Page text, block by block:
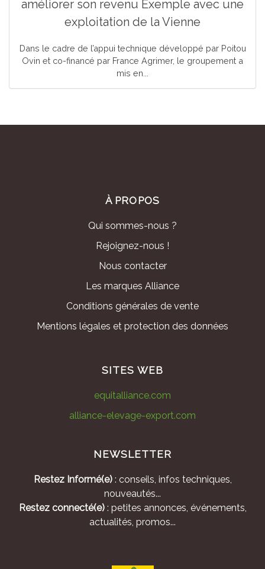
améliorer son revenu Exemple avec une
exploitation de la Vienne
Dans le cadre de l’appui technique développé par Poitou
Ovin et co-financé par France Agrimer, le groupement a
mis en...
À PROPOS
Qui sommes-nous ?
Rejoignez-nous !
Nous contacter
Les marques Alliance
Conditions générales de vente
Mentions légales et protection des données
SITES WEB
equitalliance.com
alliance-elevage-export.com
NEWSLETTER
Restez Informé(e): conseils, infos techniques,
nouveautés...
Restez connecté(e): petites annonces, événements,
actualités, promos...